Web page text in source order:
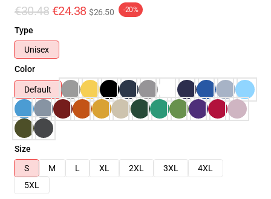
€30.48 €24.38 $26.50 -20%
Type
Unisex
Color
Default
Size
S
M L XL 2XL 3XL
4XL
5XL